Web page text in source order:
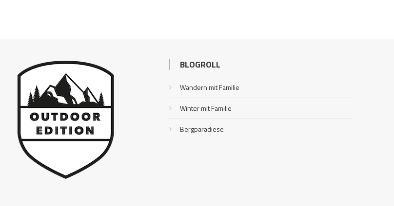
BLOGROLL
Wandern mit Familie
Winter mit Familie
Bergparadiese